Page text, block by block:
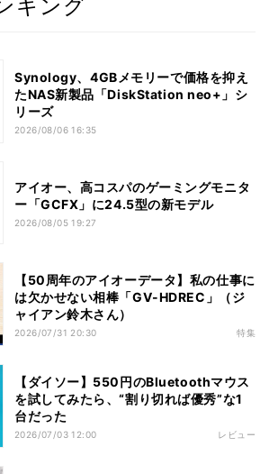
キング
Synology、4GBメモリーで価格を抑え
たNAS新製品「DiskStation neo+」シ
リーズ
2026/08/06 16:35
アイオー、高コスパのゲーミングモニタ
ー「GCFX」に24.5型の新モデル
2026/08/05 19:27
【50周年のアイオーデータ】私の仕事に
は欠かせない相棒「GV-HDREC」（ジ
ャイアン鈴木さん）
2026/07/31 20:30 特集
【ダイソー】550円のBluetoothマウス
を試してみたら、“割り切れば優秀”な1
台だった
2026/07/03 12:00 レビュー